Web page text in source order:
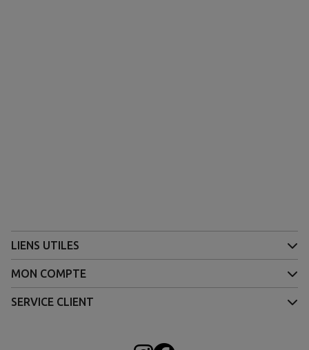
LIENS UTILES
MON COMPTE
SERVICE CLIENT